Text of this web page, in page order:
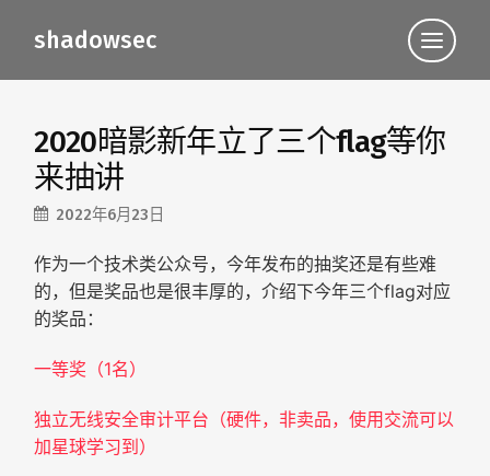
shadowsec
点
此
查
航
2020暗影新年立了三个flag等你
来抽讲
2022年6月23日
作为一个技术类公众号，今年发布的抽奖还是有些难
的，但是奖品也是很丰厚的，介绍下今年三个flag对应
的奖品：
一等奖（1名）
独立无线安全审计平台（硬件，非卖品，使用交流可以
加星球学习到）